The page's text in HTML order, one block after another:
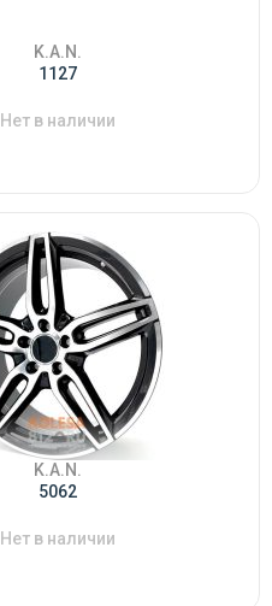
K.A.N.
1127
Нет в наличии
K.A.N.
5062
Нет в наличии